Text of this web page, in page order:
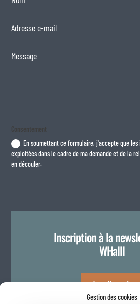
Gestion des cookies
Consentement
En soumettant ce formulaire, j'accepte que
exploitées dans le cadre de ma demande et de la
en découler.
Inscription à la
WHalll
Je m'inscris